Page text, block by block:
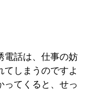
電話は、仕事の妨
てしまうのですよ
ってくると、せっ